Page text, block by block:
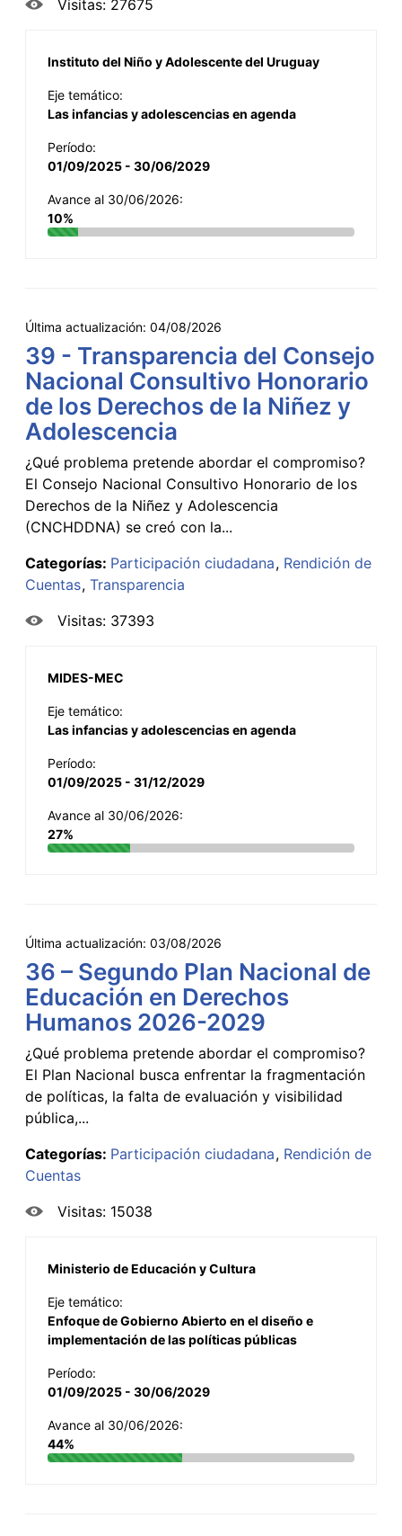
Visitas: 27675
Instituto del Niño y Adolescente del Uruguay
Eje temático:
Las infancias y adolescencias en agenda
Período:
01/09/2025 - 30/06/2029
Avance al 30/06/2026:
10%
Última actualización: 04/08/2026
39 - Transparencia del Consejo
Nacional Consultivo Honorario
de los Derechos de la Niñez y
Adolescencia
¿Qué problema pretende abordar el compromiso?
El Consejo Nacional Consultivo Honorario de los
Derechos de la Niñez y Adolescencia
(CNCHDDNA) se creó con la...
Categorías: Participación ciudadana Rendición de
Cuentas Transparencia
Visitas: 37393
MIDES-MEC
Eje temático:
Las infancias y adolescencias en agenda
Período:
01/09/2025 - 31/12/2029
Avance al 30/06/2026:
27%
Última actualización: 03/08/2026
36 – Segundo Plan Nacional de
Educación en Derechos
Humanos 2026-2029
¿Qué problema pretende abordar el compromiso?
El Plan Nacional busca enfrentar la fragmentación
de políticas, la falta de evaluación y visibilidad
pública,...
Categorías: Participación ciudadana Rendición de
Cuentas
Visitas: 15038
Ministerio de Educación y Cultura
Eje temático:
Enfoque de Gobierno Abierto en el diseño e
implementación de las políticas públicas
Período:
01/09/2025 - 30/06/2029
Avance al 30/06/2026:
44%